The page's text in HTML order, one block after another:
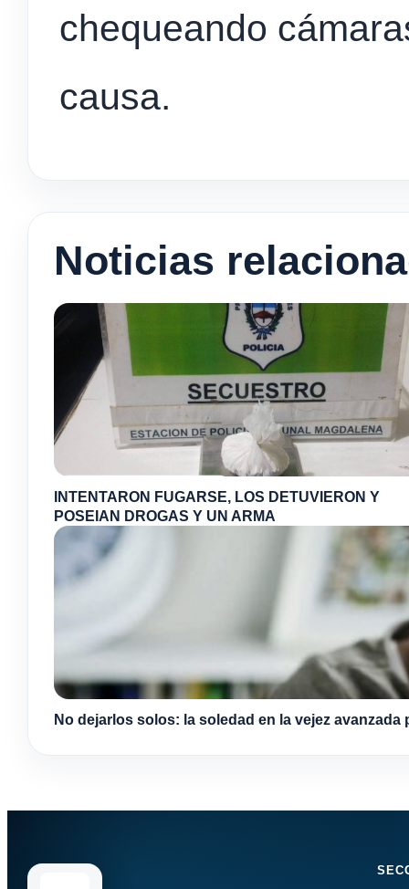
chequeando
causa.
Noticias
INTENTARON FUGARSE, LOS DETUVIERON Y
POSEIAN DROGAS Y UN ARMA
No dejarlos solos: la soledad en la vejez avanzada